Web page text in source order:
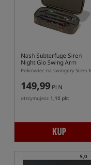
Nash Subterfuge Siren
Night Glo Swing Arm
Storage Case
149,99 PLN
otrzymujesz 1,10 pkt
KUP
5,0